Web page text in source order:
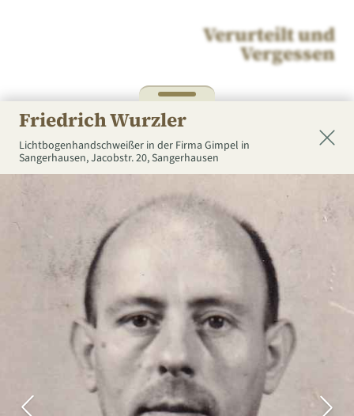
Verurteilt und
Vergessen
Friedrich Wurzler
Lichtbogenhandschweißer in der Firma Gimpel in
Sangerhausen,Jacobstr. 20, Sangerhausen